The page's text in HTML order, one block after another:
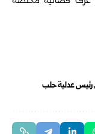
رئيس عدلية حلب